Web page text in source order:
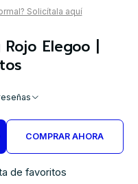
Solicítala aquí
Elegoo |
reseñas
COMPRAR AHORA
de favoritos